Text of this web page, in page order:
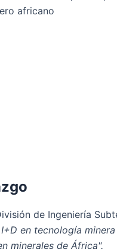
africano
de Ingeniería
en tecnología
minerales de África".